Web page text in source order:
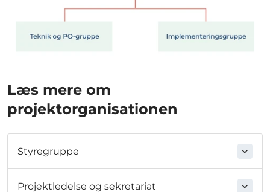
Læs mere om
projektorganisationen
Styregruppe
Projektledelse og sekretariat